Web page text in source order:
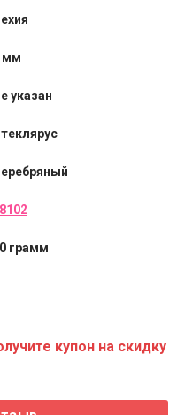
мм
указан
грамм
купон на скидку